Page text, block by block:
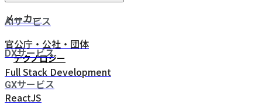
メーカー
官公庁・公社・団体
テクノロジー
Full Stack Development
ReactJS
AIサービス
DXサービス
GXサービス